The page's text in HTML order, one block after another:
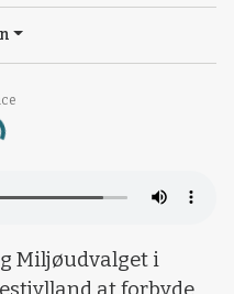
Miljøudvalget i